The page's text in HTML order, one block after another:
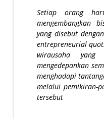
Setiap orang
mengembangkan
yang disebut
entrepreneurial
wirausaha yang
mengedepankan
menghadapi
melalui pemikiran-
tersebut